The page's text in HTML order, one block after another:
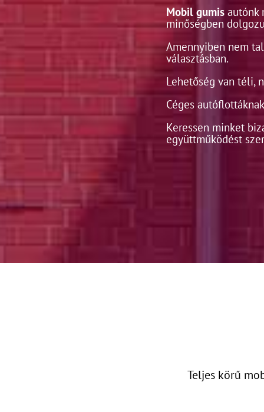
Mobil gumis autónk
minőségben
Amennyiben nem
választásban.
Lehetőség van téli,
Céges
Keressen minket
együttműködést
Teljes körű